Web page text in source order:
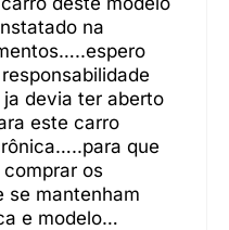
na
devia ter aberto
este carro
que
os
se mantenham
e modelo…